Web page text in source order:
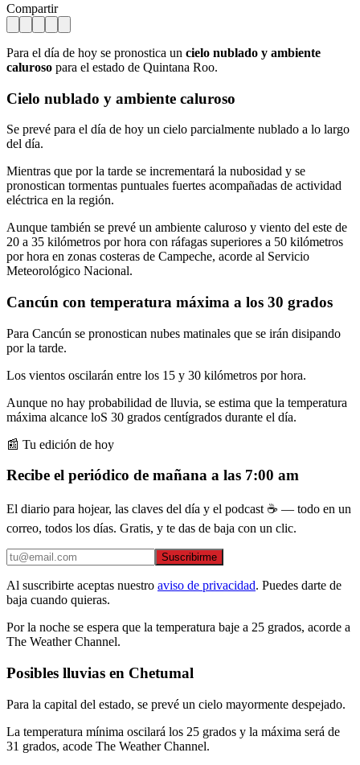
Compartir
Para el día de hoy se pronostica un cielo nublado y ambiente
caluroso para el estado de Quintana Roo.
Cielo nublado y ambiente caluroso
Se prevé para el día de hoy un cielo parcialmente nublado a lo largo
del día.
Mientras que por la tarde se incrementará la nubosidad y se
pronostican tormentas puntuales fuertes acompañadas de actividad
eléctrica en la región.
Aunque también se prevé un ambiente caluroso y viento del este de
20 a 35 kilómetros por hora con ráfagas superiores a 50 kilómetros
por hora en zonas costeras de Campeche, acorde al Servicio
Meteorológico Nacional.
Cancún con temperatura máxima a los 30 grados
Para Cancún se pronostican nubes matinales que se irán disipando
por la tarde.
Los vientos oscilarán entre los 15 y 30 kilómetros por hora.
Aunque no hay probabilidad de lluvia, se estima que la temperatura
máxima alcance loS 30 grados centígrados durante el día.
📰 Tu edición de hoy
Recibe el periódico de mañana a las 7:00 am
El diario para hojear, las claves del día y el podcast ☕ — todo en un
correo, todos los días. Gratis, y te das de baja con un clic.
Suscribirme
Al suscribirte aceptas nuestro aviso de privacidad. Puedes darte de
baja cuando quieras.
Por la noche se espera que la temperatura baje a 25 grados, acorde a
The Weather Channel.
Posibles lluvias en Chetumal
Para la capital del estado, se prevé un cielo mayormente despejado.
La temperatura mínima oscilará los 25 grados y la máxima será de
31 grados, acode The Weather Channel.